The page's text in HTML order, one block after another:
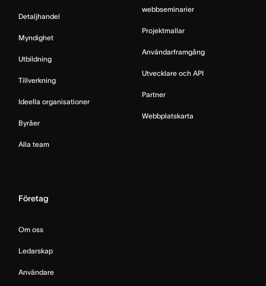
Detaljhandel
Myndighet
Utbildning
Tillverkning
Ideella organisationer
Byråer
Alla team
webbseminarier
Projektmallar
Användarframgång
Utvecklare och API
Partner
Webbplatskarta
Företag
Om oss
Ledarskap
Användare